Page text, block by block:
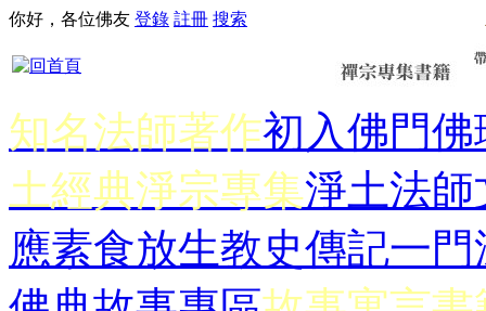
你好，各位佛友 登錄 註冊 搜索
知名法師著作初入佛門佛
土經典淨宗專集淨土法師
應素食放生教史傳記一門